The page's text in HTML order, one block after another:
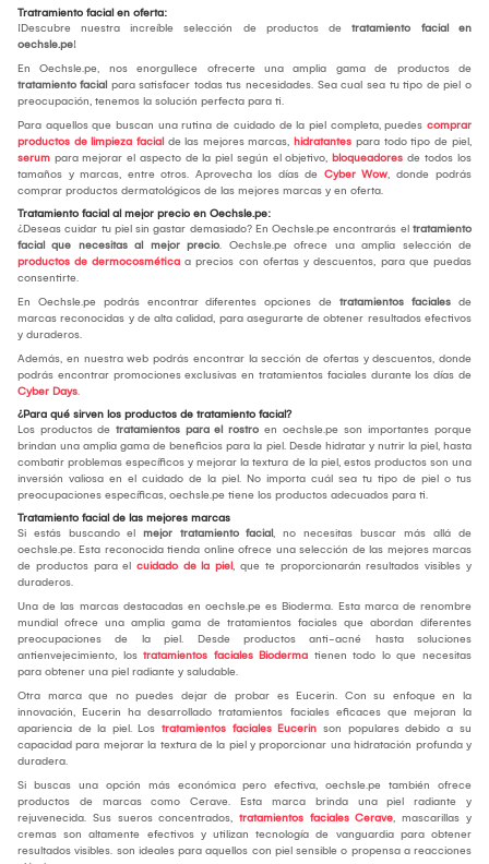
Tratramiento facial en oferta:
¡Descubre nuestra increíble selección de productos de tratamiento facial en
oechsle.pe!
En Oechsle.pe, nos enorgullece ofrecerte una amplia gama de productos de
tratamiento facial para satisfacer todas tus necesidades. Sea cual sea tu tipo de piel o
preocupación, tenemos la solución perfecta para ti.
Para aquellos que buscan una rutina de cuidado de la piel completa, puedes comprar
productos de limpieza facial de las mejores marcas, hidratantes para todo tipo de piel,
serum para mejorar el aspecto de la piel según el objetivo, bloqueadores de todos los
tamaños y marcas, entre otros. Aprovecha los días de Cyber Wow, donde podrás
comprar productos dermatológicos de las mejores marcas y en oferta.
Tratamiento facial al mejor precio en Oechsle.pe:
¿Deseas cuidar tu piel sin gastar demasiado? En Oechsle.pe encontrarás el tratamiento
facial que necesitas al mejor precio. Oechsle.pe ofrece una amplia selección de
productos de dermocosmética a precios con ofertas y descuentos, para que puedas
consentirte.
En Oechsle.pe podrás encontrar diferentes opciones de tratamientos faciales de
marcas reconocidas y de alta calidad, para asegurarte de obtener resultados efectivos
y duraderos.
Además, en nuestra web podrás encontrar la sección de ofertas y descuentos, donde
podrás encontrar promociones exclusivas en tratamientos faciales durante los días de
Cyber Days.
¿Para qué sirven los productos de tratamiento facial?
Los productos de tratamientos para el rostro en oechsle.pe son importantes porque
brindan una amplia gama de beneficios para la piel. Desde hidratar y nutrir la piel, hasta
combatir problemas específicos y mejorar la textura de la piel, estos productos son una
inversión valiosa en el cuidado de la piel. No importa cuál sea tu tipo de piel o tus
preocupaciones específicas, oechsle.pe tiene los productos adecuados para ti.
Tratamiento facial de las mejores marcas
Si estás buscando el mejor tratamiento facial, no necesitas buscar más allá de
oechsle.pe. Esta reconocida tienda online ofrece una selección de las mejores marcas
de productos para el cuidado de la piel, que te proporcionarán resultados visibles y
duraderos.
Una de las marcas destacadas en oechsle.pe es Bioderma. Esta marca de renombre
mundial ofrece una amplia gama de tratamientos faciales que abordan diferentes
preocupaciones de la piel. Desde productos anti-acné hasta soluciones
antienvejecimiento, los tratamientos faciales Bioderma tienen todo lo que necesitas
para obtener una piel radiante y saludable.
Otra marca que no puedes dejar de probar es Eucerin. Con su enfoque en la
innovación, Eucerin ha desarrollado tratamientos faciales eficaces que mejoran la
apariencia de la piel. Los tratamientos faciales Eucerin son populares debido a su
capacidad para mejorar la textura de la piel y proporcionar una hidratación profunda y
duradera.
Si buscas una opción más económica pero efectiva, oechsle.pe también ofrece
productos de marcas como Cerave. Esta marca brinda una piel radiante y
rejuvenecida. Sus sueros concentrados, tratamientos faciales Cerave, mascarillas y
cremas son altamente efectivos y utilizan tecnología de vanguardia para obtener
resultados visibles. son ideales para aquellos con piel sensible o propensa a reacciones